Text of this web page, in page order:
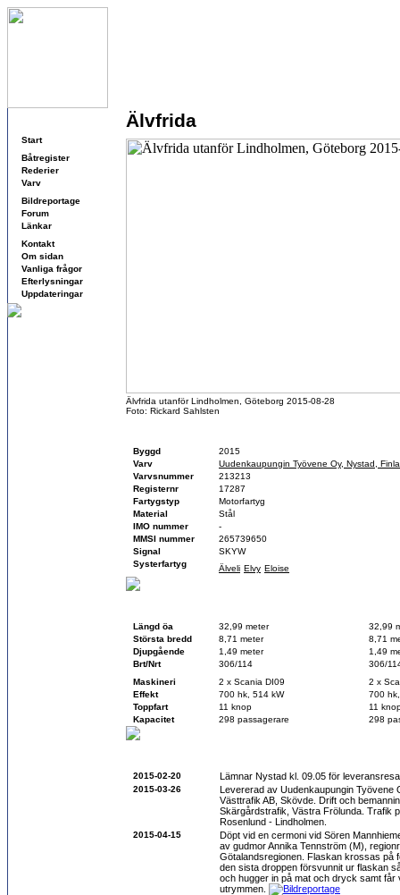
Start
Båtregister
Rederier
Varv
Bildreportage
Forum
Länkar
Kontakt
Om sidan
Vanliga frågor
Efterlysningar
Uppdateringar
Älvfrida
Älvfrida utanför Lindholmen, Göteborg 2015-08-28
Foto: Rickard Sahlsten
Byggd
2015
Varv
Uudenkaupungin Työvene Oy, Nystad,
Varvsnummer
213213
Registernr
17287
Fartygstyp
Motorfartyg
Material
Stål
IMO nummer
-
MMSI nummer
265739650
Signal
SKYW
Systerfartyg
Älveli Elvy Eloise
Längd öa
32,99 meter
32,99
Största bredd
8,71 meter
8,71
Djupgående
1,49 meter
1,49
Brt/Nrt
306/114
306/
Maskineri
2 x Scania DI09
2 x
Effekt
700 hk, 514 kW
700
Toppfart
11 knop
11
Kapacitet
298 passagerare 298
2015-02-20
Lämnar Nystad kl. 09.05 för
2015-03-26
Levererad av Uudenkaupungin Työvene
Västtrafik AB, Skövde. Drift och
Skärgårdstrafik, Västra Frölunda. Trafik
Rosenlund - Lindholmen.
2015-04-15
Döpt vid en cermoni vid Sören
av gudmor Annika Tennström (M),
Götalandsregionen. Flaskan krossas på
den sista droppen försvunnit ur flaskan
och hugger in på mat och dryck samt får
utrymmen.